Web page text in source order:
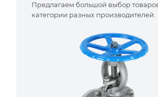
Предлагаем большой выбор
категории разных производителей.